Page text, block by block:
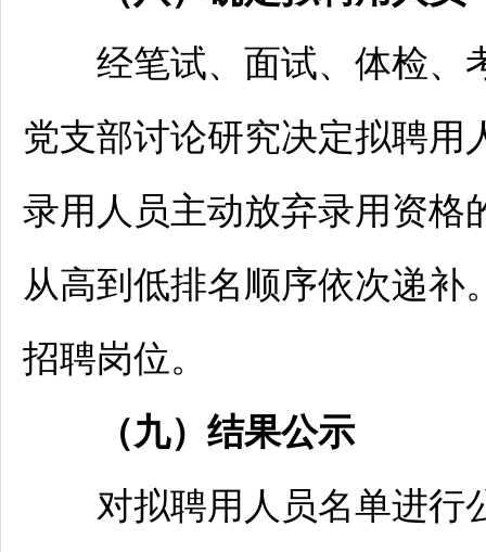
经笔试、面试、体检、
党支部讨论研究决定拟聘用
录用人员主动放弃录用资格
从高到低排名顺序依次递补
招聘岗位。
（九）结果公示
对拟聘用人员名单进行